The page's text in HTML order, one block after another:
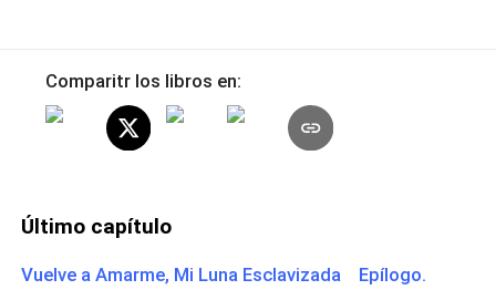
Comparitr los libros en:
Último capítulo
Vuelve a Amarme, Mi Luna Esclavizada Epílogo.